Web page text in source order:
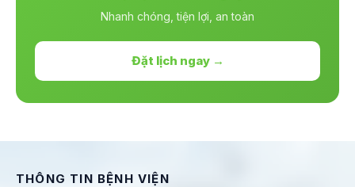
Nhanh chóng, tiện lợi, an toàn
Đặt lịch ngay →
THÔNG TIN BỆNH VIỆN